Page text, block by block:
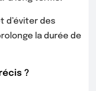
d’éviter des
la durée de
?